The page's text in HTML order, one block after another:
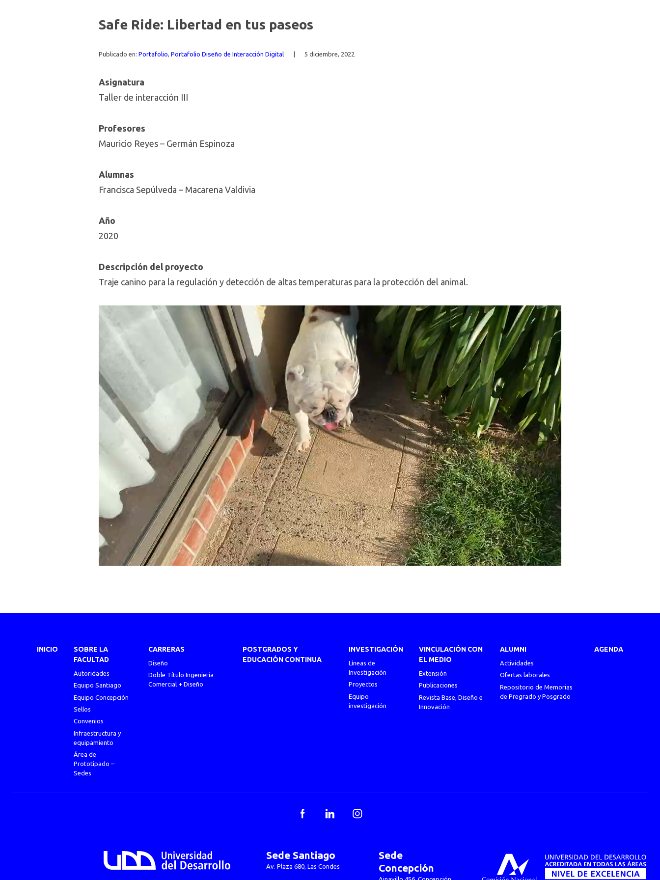
Safe Ride: Libertad en tus paseos
Publicado en: Portafolio, Portafolio Diseño de Interacción Digital 5 diciembre, 2022
Asignatura
Taller de interacción III
Profesores
Mauricio Reyes – Germán Espinoza
Alumnas
Francisca Sepúlveda – Macarena Valdivia
Año
2020
Descripción del proyecto
Traje canino para la regulación y detección de altas temperaturas para la protección del animal.
INICIO
SOBRE LA
FACULTAD
Autoridades
Equipo Santiago
Equipo Concepción
Sellos
Convenios
Infraestructura y
equipamiento
Área de
Prototipado –
Sedes
CARRERAS
Diseño
Doble Título Ingeniería
Comercial + Diseño
POSTGRADOS Y
EDUCACIÓN CONTINUA
INVESTIGACIÓN
Líneas de
Investigación
Proyectos
Equipo
investigación
VINCULACIÓN CON
EL MEDIO
Extensión
Publicaciones
Revista Base, Diseño e
Innovación
ALUMNI
Actividades
Ofertas laborales
Repositorio de Memorias
de Pregrado y Posgrado
AGENDA
FacebookLinkedInInstagram
Sede Santiago
Av. Plaza 680, Las Condes
Sede
Concepción